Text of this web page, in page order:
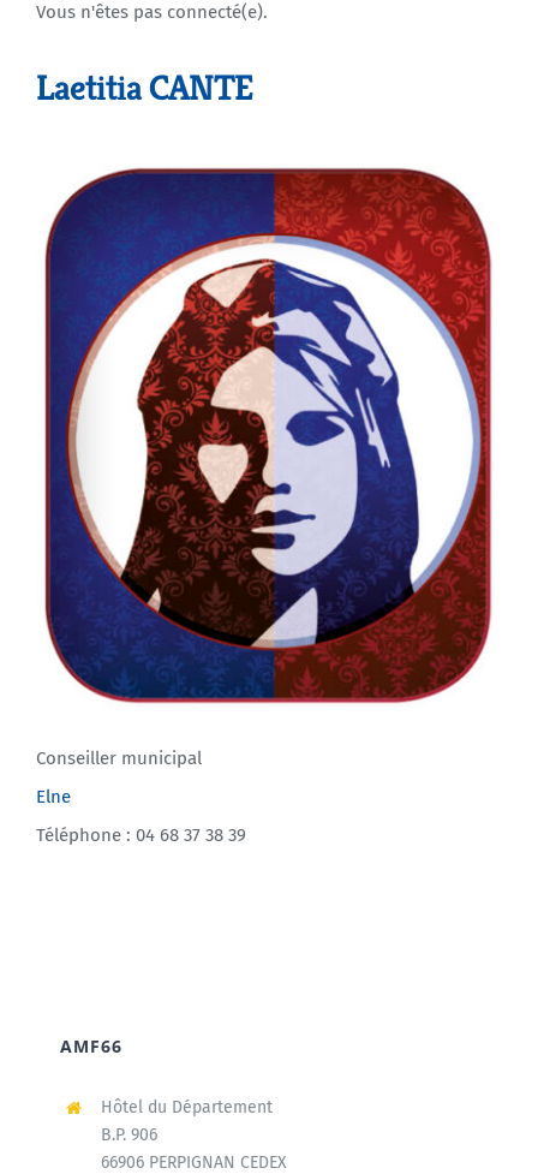
Agenda
Vous n'êtes pas connecté(e).
Laetitia CANTE
Conseiller municipal
Elne
Téléphone : 04 68 37 38 39
AMF66
Hôtel du Département
B.P. 906
66906 PERPIGNAN CEDEX